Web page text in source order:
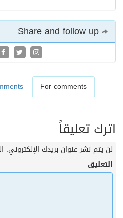
For comments
اترك تعليقاً
لن يتم نشر عنوان بريدك الإلكتروني.
التعليق